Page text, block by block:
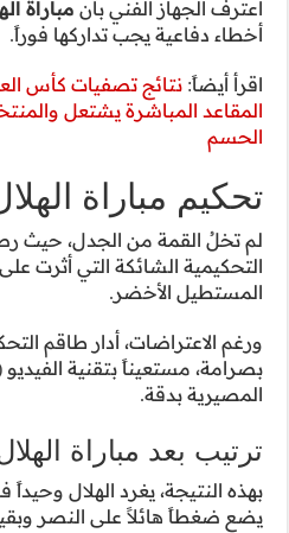
كشفت عن
نتائج تصفيات كأس العالم 2026 آسيا: صراع
تقترب من
بعض الحالات
داخل
الهلال والنصر
بصرامة، مستعيناً بتقنية الفيديو (VAR) لحسم القرارات
بهذه النتيجة، يغرد الهلال وحيداً في القمة بفارق 5 نقاط، مما
في الجولات